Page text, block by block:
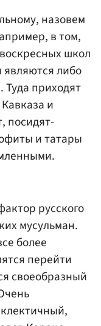
назовем
в том,
школ
либо
приходят
и
посидят-
и татары
русского
мусульман.
более
перейти
своеобразный